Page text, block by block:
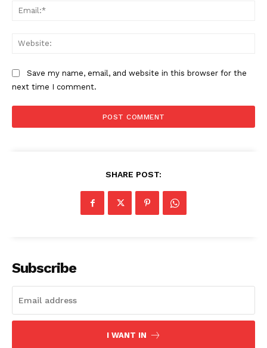
Save my name, email, and website in this browser for the
next time I comment.
SHARE POST:
Subscribe
I WANT IN